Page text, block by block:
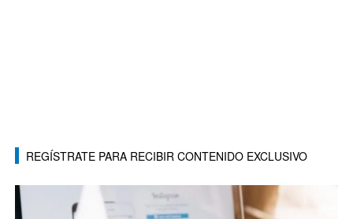
REGÍSTRATE PARA RECIBIR CONTENIDO EXCLUSIVO